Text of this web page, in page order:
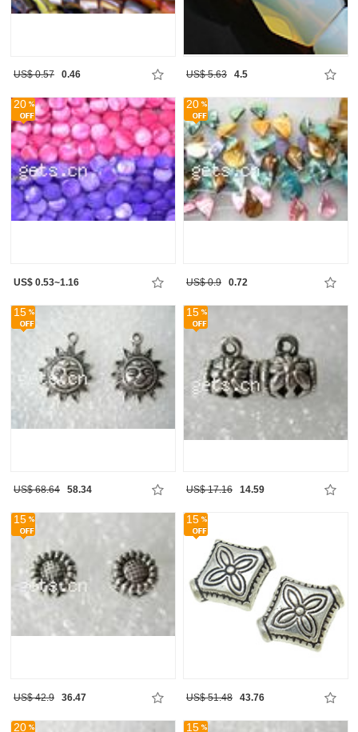
US$ 0.57 0.46 US$ 5.63 4.5
20
US$ 0.53~1.16
20
US$ 0.9 0.72
15
US$ 68.64 58.34
15
US$ 17.16 14.59
15
US$ 42.9 36.47
15
US$ 51.48 43.76
20 15